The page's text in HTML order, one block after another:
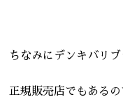
ちなみにデンキバリブ
正規販売店でもあるの